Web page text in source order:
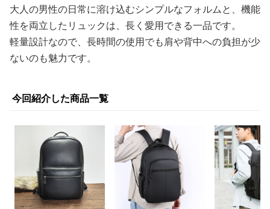
大人の男性の日常に溶け込むシンプルなフォルムと、機能
性を両立したリュックは、長く愛用できる一品です。
軽量設計なので、長時間の使用でも肩や背中への負担が少
ないのも魅力です。
今回紹介した商品一覧